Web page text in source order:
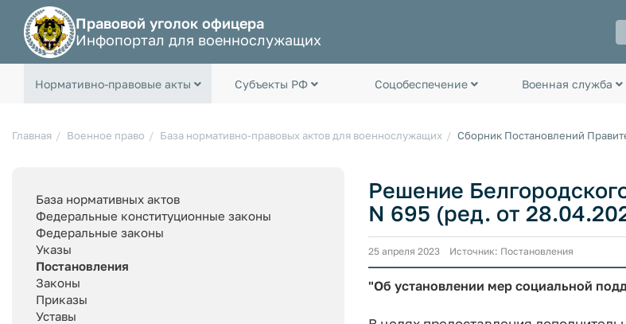
Правовой уголок офицера
Инфопортал для военнослужащих
Нормативно-правовые акты Субъекты РФ Соцобеспечение Военная служба
Главная Военное право База нормативно-правовых актов для военнослужащих Сборник Постановлений
База нормативных актов
Федеральные конституционные законы
Федеральные законы
Указы
Постановления
Законы
Приказы
Уставы
Решение
N 695 (ред. от
25 апреля 2023 Источник: Постановления
"Об установлении мер социальной